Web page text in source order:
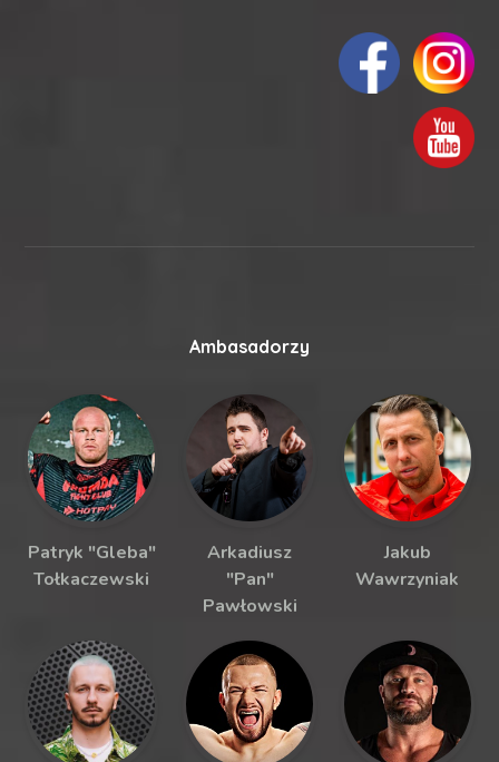
Ambasadorzy
Patryk "Gleba"
Tołkaczewski
Arkadiusz
"Pan"
Pawłowski
Jakub
Wawrzyniak